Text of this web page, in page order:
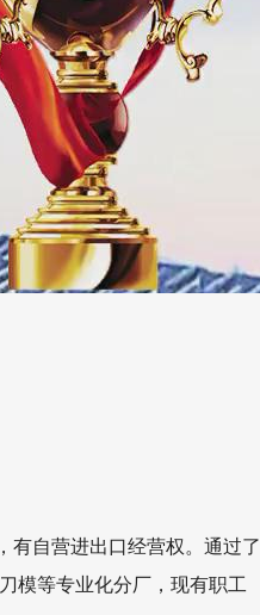
有自营进出口经营权。通过了
模等专业化分厂，现有职工